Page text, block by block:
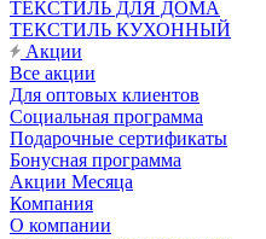
ТЕКСТИЛЬ ДЛЯ ДОМА
ТЕКСТИЛЬ КУХОННЫЙ
Акции
Все акции
Для оптовых клиентов
Социальная программа
Подарочные сертификаты
Бонусная программа
Акции Месяца
Компания
О компании